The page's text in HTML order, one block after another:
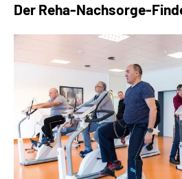
Der Reha-Nachsorge-